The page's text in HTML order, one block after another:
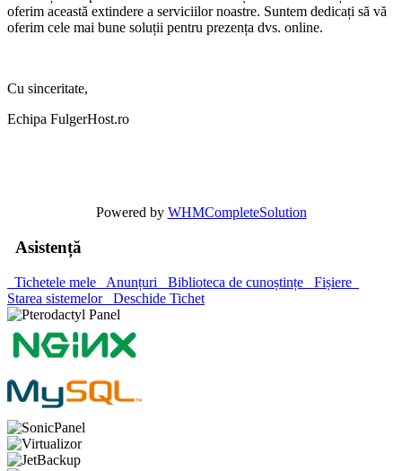
oferim această extindere a serviciilor noastre. Suntem dedicați să vă
oferim cele mai bune soluții pentru prezența dvs. online.
Cu sinceritate,
Echipa FulgerHost.ro
Powered by WHMCompleteSolution
Asistență
Tichetele mele Anunțuri Biblioteca de cunoștințe
Fișiere
Starea sistemelor
Deschide Tichet